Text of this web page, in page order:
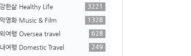
한삶 Healthy Life
3221
영화 Music & Film
1328
여행 Oversea travel
628
여행 Domestic Travel
249